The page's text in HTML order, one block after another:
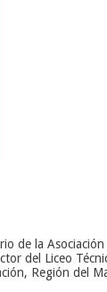
de la
del Liceo
Región del